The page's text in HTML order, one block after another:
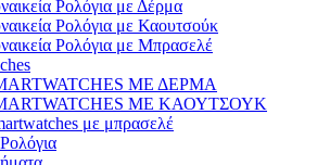
Ρολόγια με Δέρμα
Ρολόγια με Καουτσούκ
Ρολόγια με Μπρασελέ
ΜΕ ΔΕΡΜΑ
ΜΕ ΚΑΟΥΤΣΟΥΚ
με μπρασελέ